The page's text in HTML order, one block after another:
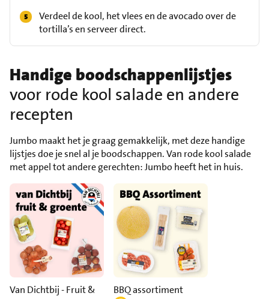
Verdeel de kool, het vlees en de avocado over de
tortilla’s en serveer direct.
Handige boodschappenlijstjes
voor rode kool salade en andere
recepten
Jumbo maakt het je graag gemakkelijk, met deze handige
lijstjes doe je snel al je boodschappen. Van rode kool salade
met appel tot andere gerechten: Jumbo heeft het in huis.
Van Dichtbij - Fruit &
BBQ assortiment